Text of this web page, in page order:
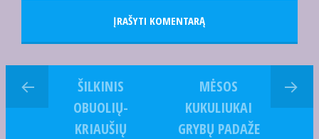
ŠILKINIS
OBUOLIŲ-
KRIAUŠIŲ
MĖSOS
KUKULIUKAI
GRYBŲ PADAŽE